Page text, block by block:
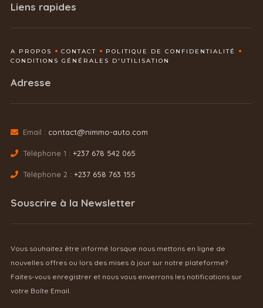
Liens rapides
A PROPOS CONTACT
POLITIQUE DE CONFIDENTIALITÉ
CONDITIONS GÉNÉRALES D'UTILISATION
Adresse
Email : contact@nimmo-auto.com
Téléphone 1 : +237 678 542 065
Téléphone 2 : +237 658 763 155
Souscrire à la Newsletter
Vous souhaitez être informé lorsque nous mettons en ligne de
nouvelles offres ou lors des mises à jour sur notre plateforme?
Faites-vous enregistrer et nous vous enverrons les notifications sur
votre Boîte Email.